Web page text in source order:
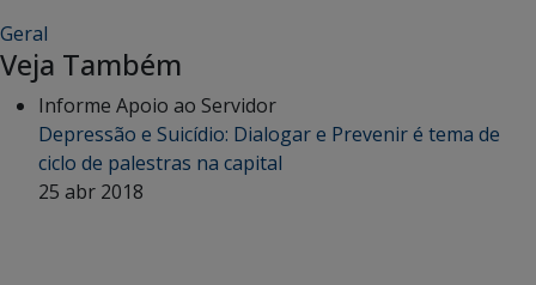
Geral
Veja Também
Informe Apoio ao Servidor
Depressão e Suicídio: Dialogar e Prevenir é tema de
ciclo de palestras na capital
25 abr 2018